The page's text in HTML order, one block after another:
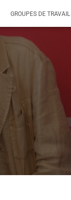
GROUPES DE TRAVAIL